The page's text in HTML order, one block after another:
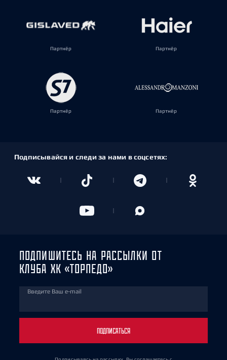
Партнёр Партнёр
Партнёр Партнёр
Подписывайся и следи за нами в соцсетях:
ПОДПИШИТЕСЬ НА РАССЫЛКИ ОТ
КЛУБА ХК «ТОРПЕДО»
Введите Ваш e-mail
ПОДПИСАТЬСЯ